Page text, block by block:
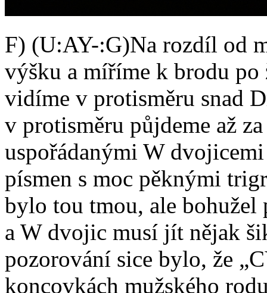
F) (U:AY-:G)Na rozdíl od
výšku a míříme k brodu po
vidíme v protisměru snad
v protisměru půjdeme až
uspořádanými W
písmen s moc pěknými
bylo tou tmou, ale
a W dvojic musí jít nějak
pozorování sice bylo, že
koncovkách mužského